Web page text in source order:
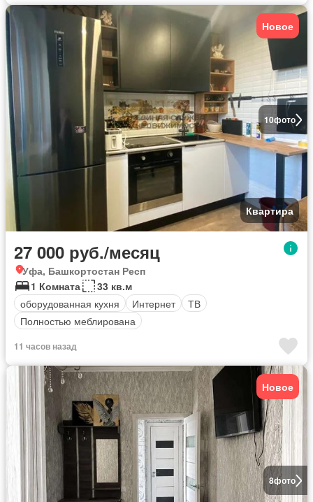
10фото
Новое
Квартира
27 000 руб./месяц
Уфа, Башкортостан Респ
1 Комната
33 кв.м
оборудованная кухня
Интернет
ТВ
Полностью меблирована
11 часов назад
8фото
Новое